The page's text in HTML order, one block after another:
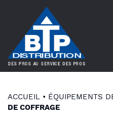
ACCUEIL • ÉQUIPEMENTS
DE COFFRAGE